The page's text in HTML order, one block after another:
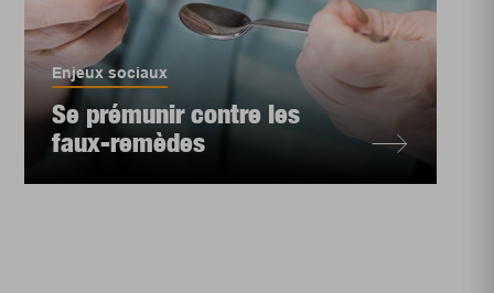
Enjeux sociaux
Se prémunir contre les
faux-remèdes